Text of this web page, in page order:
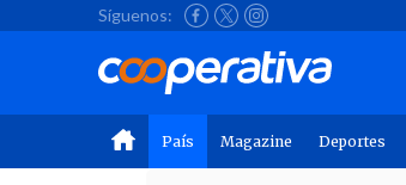
Síguenos:
País Magazine Deportes